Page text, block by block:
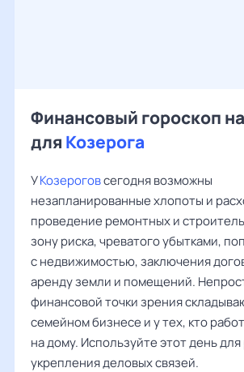
Финансовый гороскоп
для Козерога
УКозероговсегодня возможны
незапланированные хлопоты и
проведение ремонтных и
зону риска, чреватого убытками,
с недвижимостью, заключения
аренду земли и помещений.
финансовой точки зрения
семейном бизнесе и у тех, кто
на дому. Используйте этот день
укрепления деловых связей.